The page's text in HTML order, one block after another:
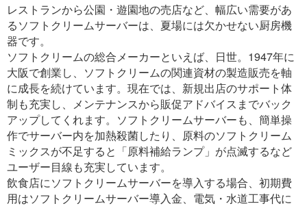
レストランから公園・遊園地の売店など、幅広い需要があ
るソフトクリームサーバーは、夏場には欠かせない厨房機
器です。
ソフトクリームの総合メーカーといえば、日世。1947年に
大阪で創業し、ソフトクリームの関連資材の製造販売を軸
に成長を続けています。現在では、新規出店のサポート体
制も充実し、メンテナンスから販促アドバイスまでバック
アップしてくれます。ソフトクリームサーバーも、簡単操
作でサーバー内を加熱殺菌したり、原料のソフトクリーム
ミックスが不足すると「原料補給ランプ」が点滅するなど
ユーザー目線も充実しています。
飲食店にソフトクリームサーバーを導入する場合、初期費
用はソフトクリームサーバー導入金、電気・水道工事代に